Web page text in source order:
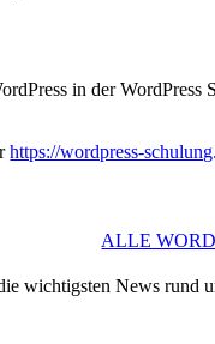
in der
https://wordpress-
ALLE
wichtigsten News rund